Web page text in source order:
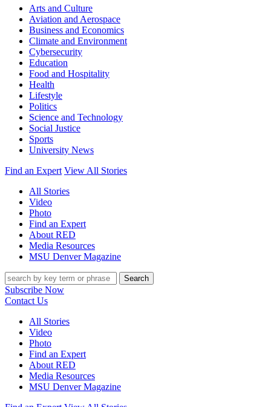
Arts and Culture
Aviation and Aerospace
Business and Economics
Climate and Environment
Cybersecurity
Education
Food and Hospitality
Health
Lifestyle
Politics
Science and Technology
Social Justice
Sports
University News
Find an Expert View All Stories
All Stories
Video
Photo
Find an Expert
About RED
Media Resources
MSU Denver Magazine
Search
Subscribe Now
Contact Us
All Stories
Video
Photo
Find an Expert
About RED
Media Resources
MSU Denver Magazine